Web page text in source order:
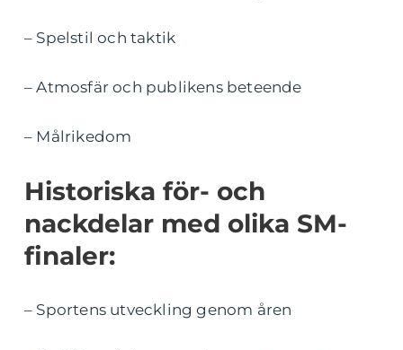
– Spelstil och taktik
– Atmosfär och publikens beteende
– Målrikedom
Historiska för- och
nackdelar med olika SM-
finaler:
– Sportens utveckling genom åren